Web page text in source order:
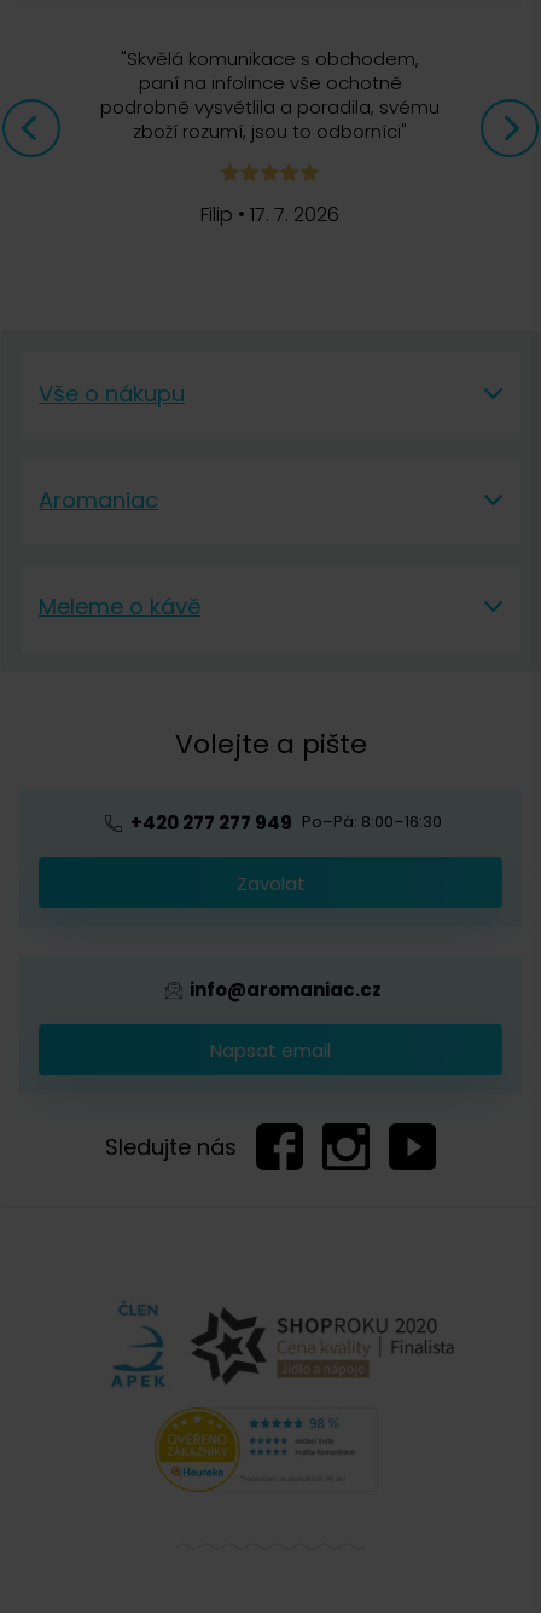
"Skvělá komunikace s obchodem,
paní na infolince vše ochotně
podrobně vysvětlila a poradila, svému
zboží rozumí, jsou to odborníci"
Filip •17. 7. 2026
Vše o nákupu
Ochrana osobních údajů
Aromaniac
Provizní systém
Meleme o kávě
Kávová akademieVolejte a pište
+420 277 277 949 Po–Pá: 8:00–16:30
Zavolat
info@aromaniac.cz
Napsat email
Sledujte nás